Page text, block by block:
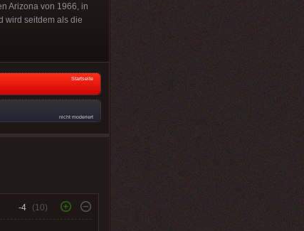
Arizona von 1966, in
wird seitdem als die
Startseite
nicht moderiert
-4 (10)